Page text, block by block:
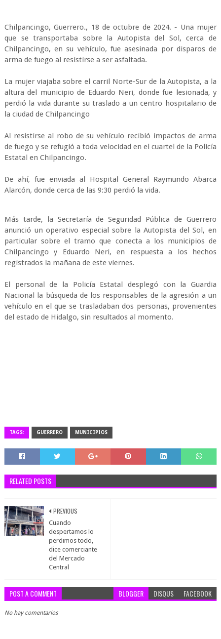
Chilpancingo, Guerrero., 18 de octubre de 2024. - Una mujer
que se transportaba sobre la Autopista del Sol, cerca de
Chilpancingo, en su vehículo, fue asesinada por disparos de
arma de fuego al resistirse a ser asfaltada.
La mujer viajaba sobre el carril Norte-Sur de la Autopista, a la
altura del municipio de Eduardo Neri, donde fue lesionada, y
perdió la vida durante su traslado a un centro hospitalario de
la ciudad de Chilpancingo
Al resistirse al robo de su vehículo recibió impactos de arma
de fuego y se refugió a toda velocidad en el cuartel de la Policía
Estatal en Chilpancingo.
De ahí, fue enviada al Hospital General Raymundo Abarca
Alarcón, donde cerca de las 9:30 perdió la vida.
Más tarde, la Secretaría de Seguridad Pública de Guerrero
anunció un operativo especial sobre la Autopista del Sol, en
particular sobre el tramo que conecta a los municipios de
Chilpancingo y Eduardo Neri, en respuesta a los hechos
registrados la mañana de este viernes.
El personal de la Policía Estatal desplegó con la Guardia
Nacional la búsqueda de los responsables de la agresión a un
vehículo en el que se trasladaban dos personas, provenientes
del estado de Hidalgo, sin resultados al momento.
TAGS: GUERRERO MUNICIPIOS
RELATED POSTS
PREVIOUS
Cuando
despertamos lo
perdimos todo,
dice comerciante
del Mercado
Central
POST A COMMENT BLOGGER DISQUS FACEBOOK
No hay comentarios